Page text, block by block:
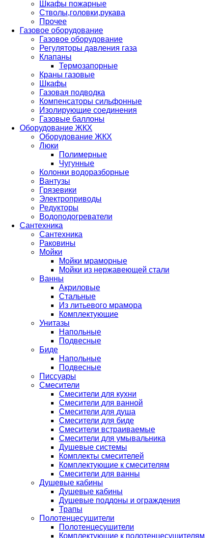
Шкафы пожарные
Стволы,головки,рукава
Прочее
Газовое оборудование
Газовое оборудование
Регуляторы давления газа
Клапаны
Термозапорные
Краны газовые
Шкафы
Газовая подводка
Компенсаторы сильфонные
Изолирующие соединения
Газовые баллоны
Оборудование ЖКХ
Оборудование ЖКХ
Люки
Полимерные
Чугунные
Колонки водоразборные
Вантузы
Грязевики
Электроприводы
Редукторы
Водоподогреватели
Сантехника
Сантехника
Раковины
Мойки
Мойки мраморные
Мойки из нержавеющей стали
Ванны
Акриловые
Стальные
Из литьевого мрамора
Комплектующие
Унитазы
Напольные
Подвесные
Биде
Напольные
Подвесные
Писсуары
Смесители
Смесители для кухни
Смесители для ванной
Смесители для душа
Смесители для биде
Смесители встраиваемые
Смесители для умывальника
Душевые системы
Комплекты смесителей
Комплектующие к смесителям
Смесители для ванны
Душевые кабины
Душевые кабины
Душевые поддоны и ограждения
Трапы
Полотенцесушители
Полотенцесушители
Комплектующие к полотенцесушителям